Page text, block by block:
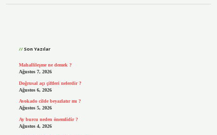
Son Yazılar
Mahallileşme ne demek ?
Ağustos 7, 2026
Doğrusal açı çiftleri nelerdir ?
Ağustos 6, 2026
Avokado cilde beyazlatır mı ?
Ağustos 5, 2026
Ay burcu neden önemlidir ?
Ağustos 4, 2026